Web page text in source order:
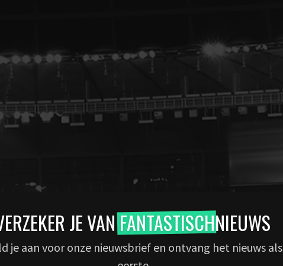
JE VANFANTASTISCHNIEUWS
je aan voor onze nieuwsbrief en ontvang het nieuws als